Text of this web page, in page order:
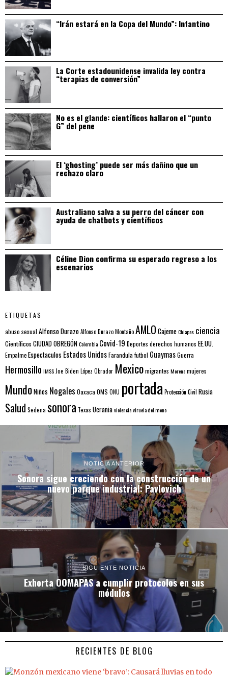
“Irán estará en la Copa del Mundo”: Infantino
La Corte estadounidense invalida ley contra
“terapias de conversión”
No es el glande: científicos hallaron el “punto
G” del pene
El ‘ghosting’ puede ser más dañino que un
rechazo claro
Australiano salva a su perro del cáncer con
ayuda de chatbots y científicos
Céline Dion confirma su esperado regreso a los
escenarios
ETIQUETAS
abuso sexual Alfonso DurazoAlfonso Durazo MontañoAMLO CajemeChiapas ciencia
Científicos CIUDAD OBREGÓNColombia Covid-19 Deportes derechos humanos EE.UU.
EmpalmeEspectaculos Estados UnidosFarandulafutbol GuaymasGuerra
Hermosillo IMSS Joe Biden López Obrador Mexicomigrantes Morenamujeres
MundoNiños Nogales Oaxaca OMS ONU portada Protección Civil Rusia
Salud Sedena sonora Texas Ucraniaviolenciaviruela del mono
NOTICIA ANTERIOR
Sonora sigue creciendo con la construcción de un
nuevo parque industrial: Pavlovich
SIGUIENTE NOTICIA
Exhorta OOMAPAS a cumplir protocolos en sus
módulos
RECIENTES DE BLOG